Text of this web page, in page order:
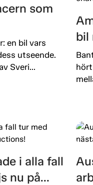
som
en bil vars
utseende.
Sveri...
bil
i alla fall
nu på